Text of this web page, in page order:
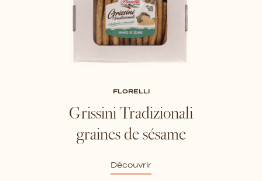
FLORELLI
Grissini Tradizionali
graines de sésame
Découvrir